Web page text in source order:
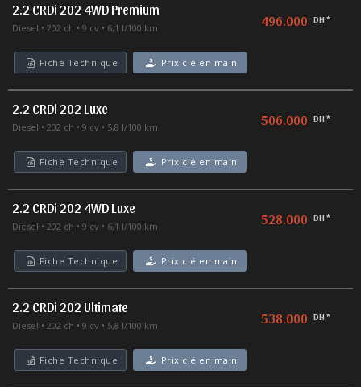
2.2 CRDi 202 4WD Premium
Diesel 202 ch 9 cv 6,1 l/100 km 496.000 DH *
Fiche Technique Prix clé en main
2.2 CRDi 202 Luxe
Diesel 202 ch 9 cv 5,8 l/100 km 506.000 DH *
Fiche Technique Prix clé en main
2.2 CRDi 202 4WD Luxe
Diesel 202 ch 9 cv 6,1 l/100 km 528.000 DH *
Fiche Technique Prix clé en main
2.2 CRDi 202 Ultimate
Diesel 202 ch 9 cv 5,8 l/100 km 538.000 DH *
Fiche Technique Prix clé en main